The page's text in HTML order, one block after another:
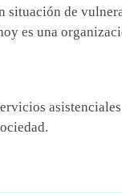
situación de
es una